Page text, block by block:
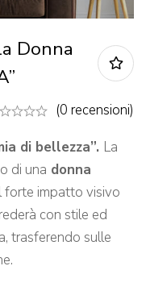
Donna
(0 recensioni)
di bellezza”. La
di una donna
forte impatto visivo
con stile ed
trasferendo sulle